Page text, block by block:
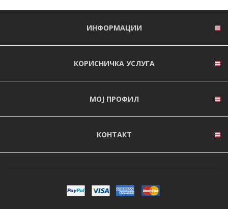
ИНФОРМАЦИИ
КОРИСНИЧКА УСЛУГА
МОЈ ПРОФИЛ
КОНТАКТ